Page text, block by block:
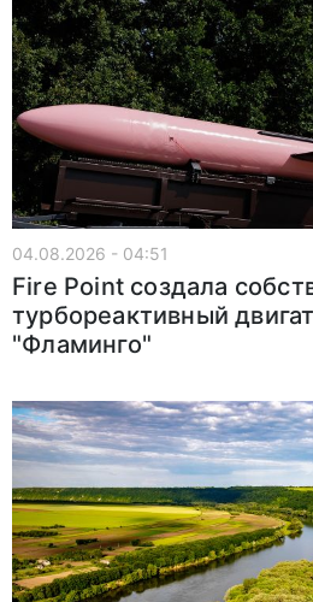
04.08.2026 - 04:51
Fire Point создала
турбореактивный
"Фламинго"